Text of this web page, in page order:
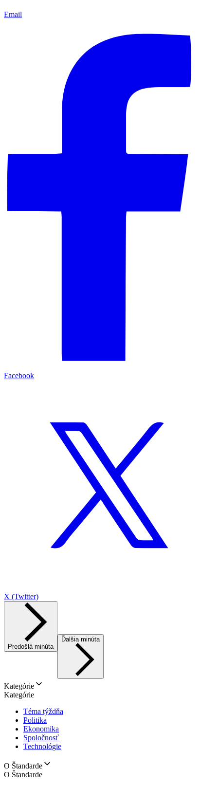
Email
Facebook
X (Twitter)
Predošlá minúta
Ďalšia minúta
Kategórie
Kategórie
Téma týždňa
Politika
Ekonomika
Spoločnosť
Technológie
O Štandarde
O Štandarde